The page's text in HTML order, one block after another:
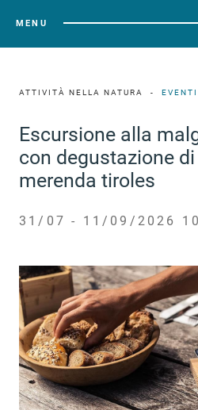
MENU
ATTIVITÀ NELLA NATURA EVENTI
Escursione alla
con degustazione
merenda tiroles
31/07 - 11/09/2026